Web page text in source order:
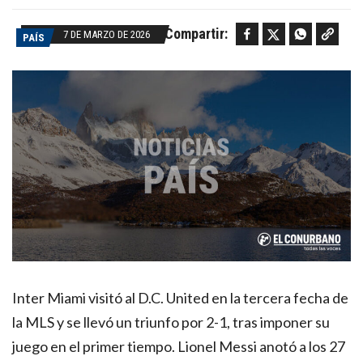
PAÍS 7 DE MARZO DE 2026 Compartir: Facebook Twitter WhatsApp Copy link
Inter Miami visitó al D.C. United en la tercera fecha de
la MLS y se llevó un triunfo por 2-1, tras imponer su
juego en el primer tiempo. Lionel Messi anotó a los 27